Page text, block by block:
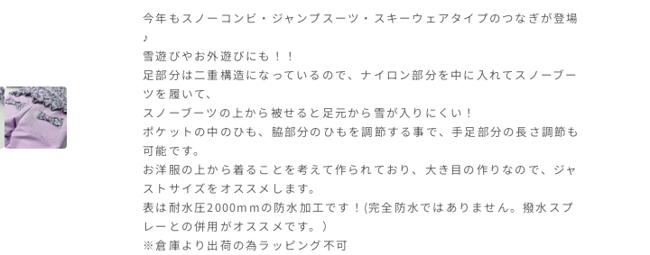
ー
ェ
ア
m62782
2024
秋
冬
の
数
量
を
ー
ェ
ア
2024
秋
の
数
量
を
今年もスノーコンビ・ジャンプスーツ・スキーウェアタイプのつなぎが登場
♪
雪遊びやお外遊びにも！！
足部分は二重構造になっているので、ナイロン部分を中に入れてスノーブー
ツを履いて、
スノーブーツの上から被せると足元から雪が入りにくい！
ポケットの中のひも、脇部分のひもを調節する事で、手足部分の長さ調節も
可能です。
お洋服の上から着ることを考えて作られており、大き目の作りなので、ジャ
ストサイズをオススメします。
表は耐水圧2000mmの防水加工です！(完全防水ではありません。撥水スプ
レーとの併用がオススメです。）
※倉庫より出荷の為ラッピング不可